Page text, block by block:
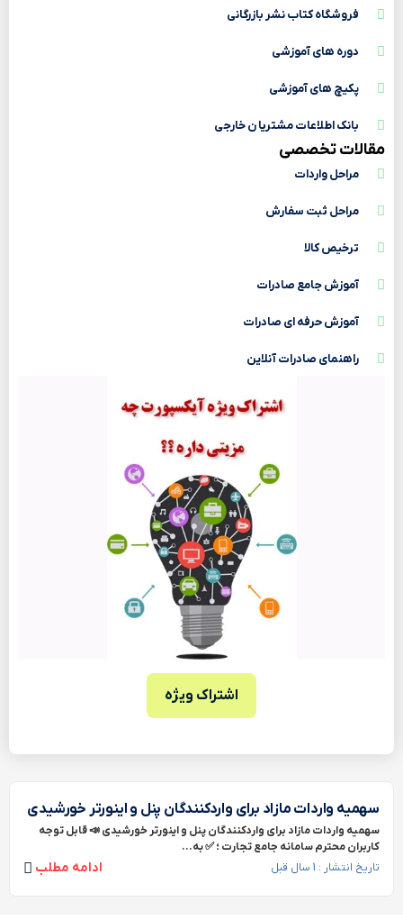
فروشگاه کتاب نشر بازرگانی
دوره های آموزشی
پکیچ های آموزشی
بانک اطلاعات مشتریا ن خارجی
مقالات تخصصی
مراحل واردات
مراحل ثبت سفارش
ترخیص کالا
آموزش جامع صادرات
آموزش حرفه ای صادرات
راهنمای صادرات آنلاین
اشتراک ویژه
سهمیه واردات مازاد برای واردکنندگان پنل و اینورتر خورشیدی
سهمیه واردات مازاد برای واردکنندگان پنل و اینورتر خورشیدی 📣 قابل توجه
کاربران محترم سامانه جامع تجارت ؛ ✅ به...
ادامه مطلب تاریخ انتشار : 1 سال قبل